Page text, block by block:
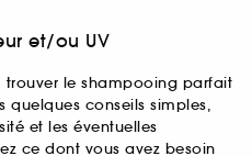
et/ou UV
trouver le shampooing parfait
quelques conseils simples,
et les éventuelles
ce dont vous avez besoin